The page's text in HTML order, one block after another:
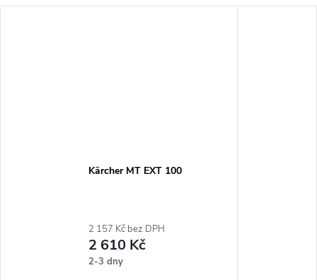
Kärcher MT EXT 100
2 157 Kč bez DPH
2 610 Kč
2-3 dny